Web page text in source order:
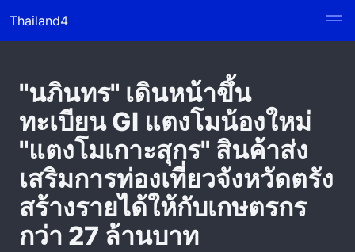
Thailand4
"นภินทร" เดินหน้าขึ้น
ทะเบียน GI แตงโมน้องใหม่
"แตงโมเกาะสุกร" สินค้าส่ง
เสริมการท่องเที่ยวจังหวัดตรัง
สร้างรายได้ให้กับเกษตรกร
กว่า 27 ล้านบาท